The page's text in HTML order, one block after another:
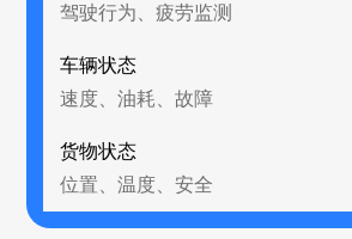
驾驶行为、疲劳监测
车辆状态
速度、油耗、故障
货物状态
位置、温度、安全